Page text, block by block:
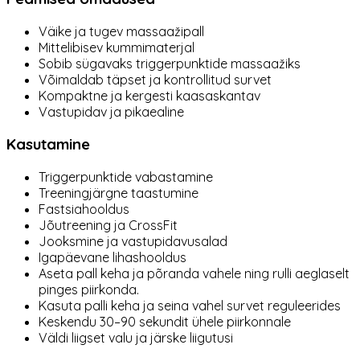
Väike ja tugev massaažipall
Mittelibisev kummimaterjal
Sobib sügavaks triggerpunktide massaažiks
Võimaldab täpset ja kontrollitud survet
Kompaktne ja kergesti kaasaskantav
Vastupidav ja pikaealine
Kasutamine
Triggerpunktide vabastamine
Treeningjärgne taastumine
Fastsiahooldus
Jõutreening ja CrossFit
Jooksmine ja vastupidavusalad
Igapäevane lihashooldus
Aseta pall keha ja põranda vahele ning rulli aeglaselt
pinges piirkonda.
Kasuta palli keha ja seina vahel survet reguleerides
Keskendu 30–90 sekundit ühele piirkonnale
Väldi liigset valu ja järske liigutusi